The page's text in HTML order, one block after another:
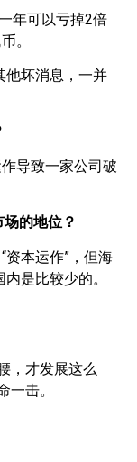
年可以亏掉2倍
。
他坏消息，一并
导致一家公司破
的地位？
资本运作”，但海
是比较少的。
，才发展这么
一击。